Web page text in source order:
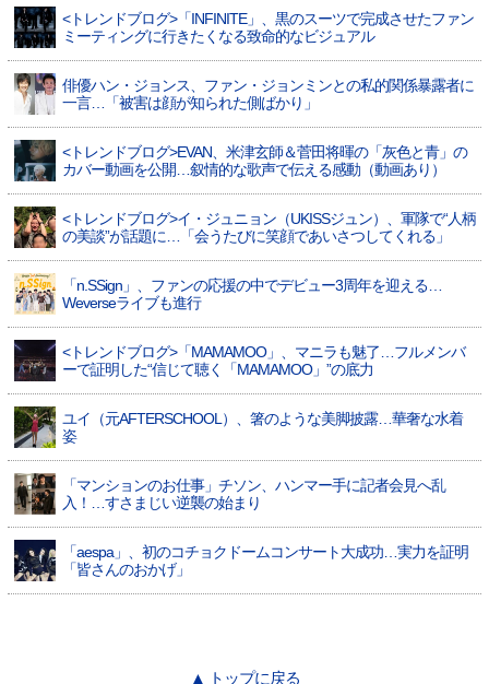
<トレンドブログ>「INFINITE」、黒のスーツで完成させたファン
ミーティングに行きたくなる致命的なビジュアル
俳優ハン・ジョンス、ファン・ジョンミンとの私的関係暴露者に
一言…「被害は顔が知られた側ばかり」
<トレンドブログ>EVAN、米津玄師＆菅田将暉の「灰色と青」の
カバー動画を公開…叙情的な歌声で伝える感動（動画あり）
<トレンドブログ>イ・ジュニョン（UKISSジュン）、軍隊で“人柄
の美談”が話題に…「会うたびに笑顔であいさつしてくれる」
「n.SSign」、ファンの応援の中でデビュー3周年を迎える…
Weverseライブも進行
<トレンドブログ>「MAMAMOO」、マニラも魅了…フルメンバ
ーで証明した“信じて聴く「MAMAMOO」”の底力
ユイ（元AFTERSCHOOL）、箸のような美脚披露…華奢な水着
姿
「マンションのお仕事」チソン、ハンマー手に記者会見へ乱
入！…すさまじい逆襲の始まり
「aespa」、初のコチョクドームコンサート大成功…実力を証明
「皆さんのおかげ」
▲ トップに戻る